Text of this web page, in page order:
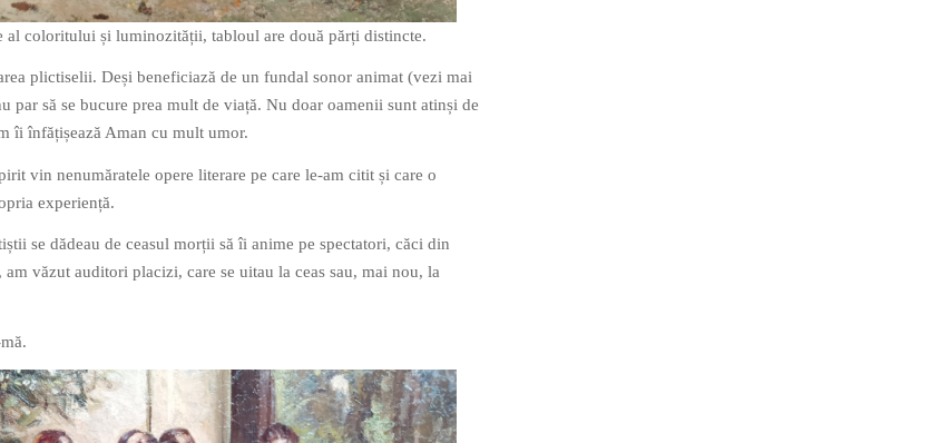
al coloritului și luminozității, tabloul are două părți distincte.
plictiselii. Deși beneficiază de un fundal sonor animat (vezi mai
par să se bucure prea mult de viață. Nu doar oamenii sunt atinși de
îi înfățișează Aman cu mult umor.
vin nenumăratele opere literare pe care le-am citit și care o
experiență.
se dădeau de ceasul morții să îi anime pe spectatori, căci din
văzut auditori placizi, care se uitau la ceas sau, mai nou, la